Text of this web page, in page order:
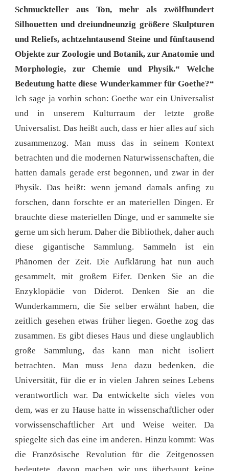
Schmuckteller aus Ton, mehr als zwölfhundert
Silhouetten und dreiundneunzig größere Skulpturen
und Reliefs, achtzehntausend Steine und fünftausend
Objekte zur Zoologie und Botanik, zur Anatomie und
Morphologie, zur Chemie und Physik.“ Welche
Bedeutung hatte diese Wunderkammer für Goethe?“
Ich sage ja vorhin schon: Goethe war ein Universalist
und in unserem Kulturraum der letzte große
Universalist. Das heißt auch, dass er hier alles auf sich
zusammenzog. Man muss das in seinem Kontext
betrachten und die modernen Naturwissenschaften, die
hatten damals gerade erst begonnen, und zwar in der
Physik. Das heißt: wenn jemand damals anfing zu
forschen, dann forschte er an materiellen Dingen. Er
brauchte diese materiellen Dinge, und er sammelte sie
gerne um sich herum. Daher die Bibliothek, daher auch
diese gigantische Sammlung. Sammeln ist ein
Phänomen der Zeit. Die Aufklärung hat nun auch
gesammelt, mit großem Eifer. Denken Sie an die
Enzyklopädie von Diderot. Denken Sie an die
Wunderkammern, die Sie selber erwähnt haben, die
zeitlich gesehen etwas früher liegen. Goethe zog das
zusammen. Es gibt dieses Haus und diese unglaublich
große Sammlung, das kann man nicht isoliert
betrachten. Man muss Jena dazu bedenken, die
Universität, für die er in vielen Jahren seines Lebens
verantwortlich war. Da entwickelte sich vieles von
dem, was er zu Hause hatte in wissenschaftlicher oder
vorwissenschaftlicher Art und Weise weiter. Da
spiegelte sich das eine im anderen. Hinzu kommt: Was
die Französische Revolution für die Zeitgenossen
bedeutete, davon machen wir uns überhaupt keine